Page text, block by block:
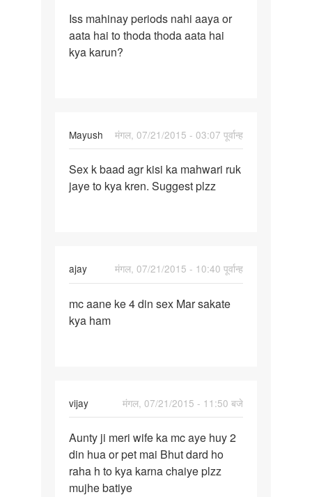
Iss
mahinay
periods
Iss mahinay periods nahi aaya or
aata hai to thoda thoda aata hai
kya karun?
Mayush
मंगल, 07/21/2015 - 03:07 पूर्वान्ह
Sex
k
Sex k baad agr kisi ka mahwari ruk
jaye to kya kren. Suggest plzz
ajay
मंगल, 07/21/2015 - 10:40 पूर्वान्ह
mc
aane
Mar
mc aane ke 4 din sex Mar sakate
kya ham
vijay
मंगल, 07/21/2015 - 11:50 बजे
Aunty
ji
meri
wife
Aunty ji meri wife ka mc aye huy 2
din hua or pet mai Bhut dard ho
raha h to kya karna chaiye plzz
mujhe batiye